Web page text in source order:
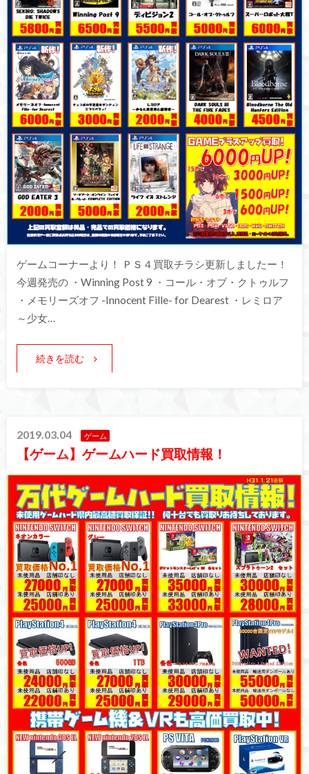
ゲームコーナーより！ ＰＳ４買取チラシ更新しましたー！
今週発売の ・Winning Post 9 ・コール・オブ・クトゥルフ
・メモリーズオフ -Innocent Fille- for Dearest ・レミロア
～少女…
続きを読む
2019.03.04 ゲーム
【ゲーム】ゲームハード買取情報！